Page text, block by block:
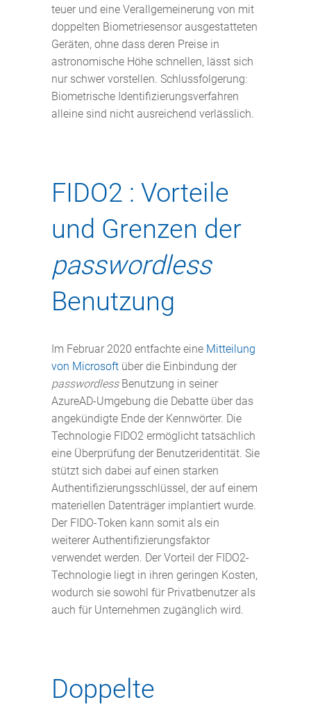
teuer und eine Verallgemeinerung von mit
doppelten Biometriesensor ausgestatteten
Geräten, ohne dass deren Preise in
astronomische Höhe schnellen, lässt sich
nur schwer vorstellen. Schlussfolgerung:
Biometrische Identifizierungsverfahren
alleine sind nicht ausreichend verlässlich.
FIDO2 : Vorteile
und Grenzen der
passwordless
Benutzung
Im Februar 2020 entfachte eine Mitteilung
von Microsoft über die Einbindung der
passwordlessBenutzung in seiner
AzureAD-Umgebung die Debatte über das
angekündigte Ende der Kennwörter. Die
Technologie FIDO2 ermöglicht tatsächlich
eine Überprüfung der Benutzeridentität. Sie
stützt sich dabei auf einen starken
Authentifizierungsschlüssel, der auf einem
materiellen Datenträger implantiert wurde.
Der FIDO-Token kann somit als ein
weiterer Authentifizierungsfaktor
verwendet werden. Der Vorteil der FIDO2-
Technologie liegt in ihren geringen Kosten,
wodurch sie sowohl für Privatbenutzer als
auch für Unternehmen zugänglich wird.
Doppelte